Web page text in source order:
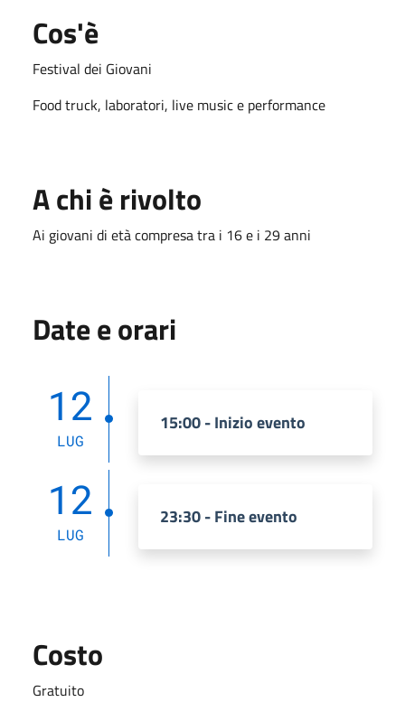
Cos'è
Festival dei Giovani
Food truck, laboratori, live music e performance
A chi è rivolto
Ai giovani di età compresa tra i 16 e i 29 anni
Date e orari
12
LUG
15:00 - Inizio evento
12
LUG
23:30 - Fine evento
Costo
Gratuito